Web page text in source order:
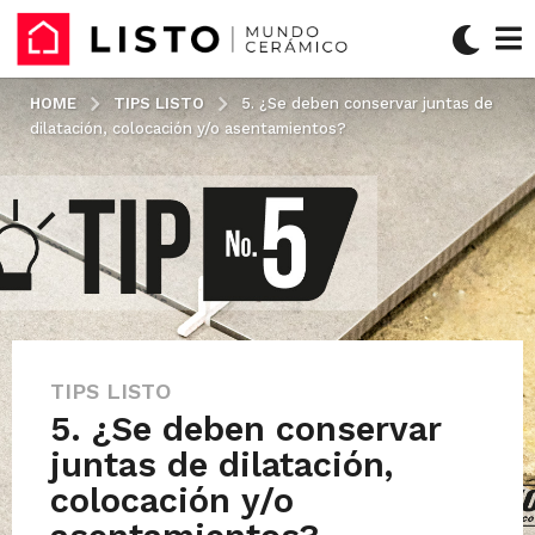
HOME TIPS LISTO
5. ¿Se deben conservar juntas de
dilatación, colocación y/o asentamientos?
e
l
1
2
d
TIPS LISTO
5. ¿Se deben conservar
juntas de dilatación,
colocación y/o